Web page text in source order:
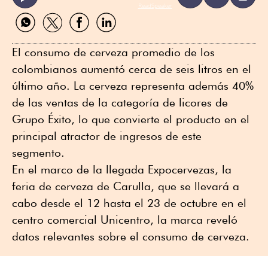
ReadSpeaker
Compartir
por
Compartir
por
Compartir
por
Compartir
por
El consumo de cerveza promedio de los
colombianos aumentó cerca de seis litros en el
último año. La cerveza representa además 40%
de las ventas de la categoría de licores de
Grupo Éxito, lo que convierte el producto en el
principal atractor de ingresos de este
segmento.
En el marco de la llegada Expocervezas, la
feria de cerveza de Carulla, que se llevará a
cabo desde el 12 hasta el 23 de octubre en el
centro comercial Unicentro, la marca reveló
datos relevantes sobre el consumo de cerveza.